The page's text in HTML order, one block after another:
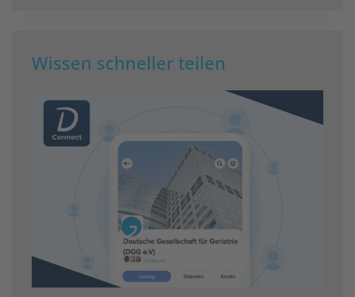
Wissen schneller teilen